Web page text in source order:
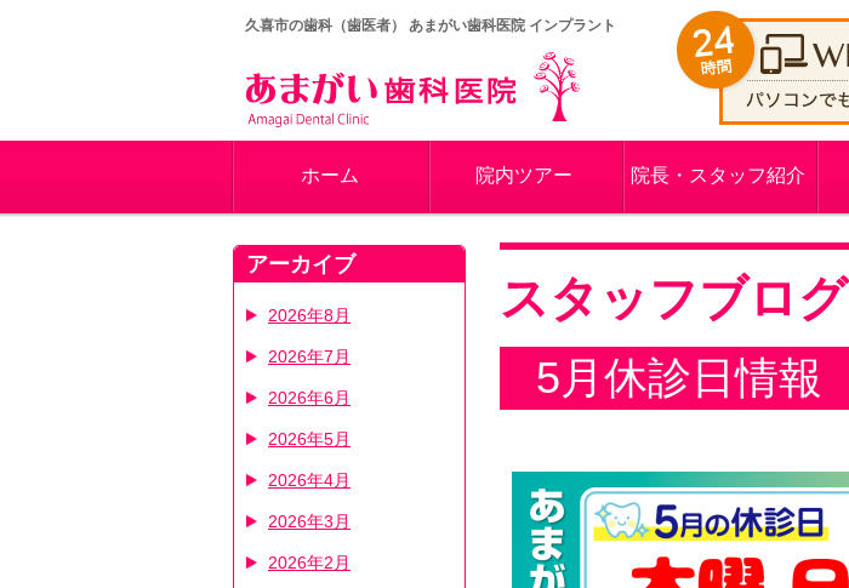
久喜市の歯科（歯医者） あまがい歯科医院 インプラント
ホーム 院内ツアー 院長・スタッフ紹介
アーカイブ
2026年8月
2026年7月
2026年6月
2026年5月
2026年4月
2026年3月
2026年2月
スタッフブログ
5月休診日情報